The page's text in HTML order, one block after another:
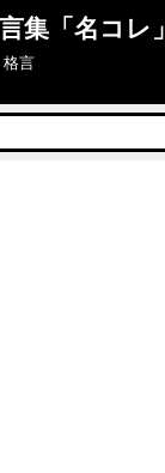
集「名コレ」
格言